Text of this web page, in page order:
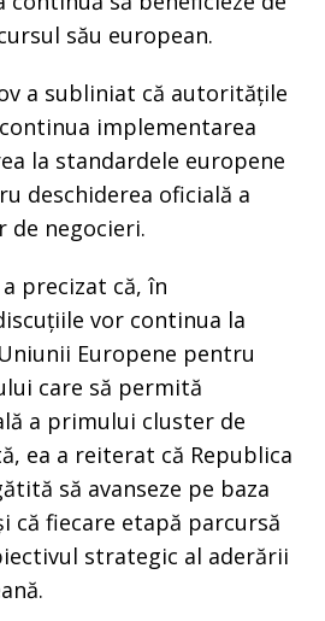
său european.
a subliniat că autoritățile
implementarea
la standardele europene
deschiderea oficială a
negocieri.
precizat că, în
vor continua la
Europene pentru
care să permită
a primului cluster de
ea a reiterat că Republica
să avanseze pe baza
fiecare etapă parcursă
strategic al aderării